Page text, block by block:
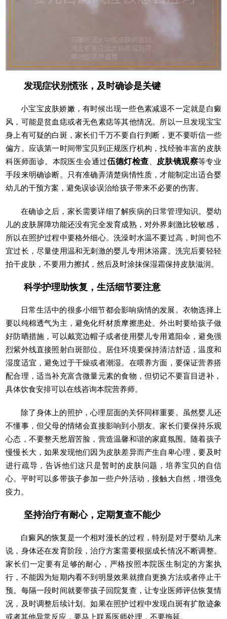
发现症状别慌张，及时确诊是关键
小宝宝皮肤娇嫩，有时候出现一些色素减退不一定就是白癜
风，可能是贫血痣或者无色素痣等其他情况。所以一旦发现宝宝
身上有可疑的白斑，家长们千万不要自行判断，更不要听信一些
偏方。应该第一时间带宝贝到正规医疗机构，找经验丰富的皮肤
科医师面诊。本院医生会通过伍德灯检查 皮肤镜观察等专业
手段来明确诊断。只有准确弄清楚病情性质，才能制定出适合婴
幼儿的干预方案，避免误诊误治给孩子带来不必要的伤害。
在确诊之后，家长需要详细了解疾病的日常管理知识。婴幼
儿的皮肤屏障功能还没有完全发育成熟，对外界刺激比较敏感，
所以在照护过程中要格外细心。洗澡时水温不要过高，时间也不
宜过长，尽量使用温和无刺激的婴儿专用沐浴露。洗完后要轻轻
拍干皮肤，不要用力擦拭，然后及时涂抹保湿霜保持皮肤滋润。
科学护理助恢复，生活细节要注意
日常生活中的很多小细节都会影响病情的发展。衣物选择上
要以纯棉透气为主，避免化纤材质摩擦患处。外出时要给孩子做
好防晒措施，可以戴宽边帽子或者使用婴儿专用遮阳伞，避免强
烈紫外线直接照射白斑部位。居住环境要保持清洁舒适，温度和
湿度适宜，避免过于干燥或者潮湿。在喂养方面，要保证营养搭
配合理，适当补充富含微量元素的食物，但切记不要盲目进补，
具体饮食安排可以在线咨询本院营养师。
除了身体上的照护，心理层面的关怀同样重要。虽然婴儿还
不懂事，但父母的情绪会直接影响到小朋友。家长们要保持乐观
心态，不要整天愁眉苦脸，营造温馨和谐的家庭氛围。随着孩子
慢慢长大，如果发现他们因为皮肤差异而产生自卑心理，要及时
进行疏导，告诉他们这只是暂时的皮肤问题，培养宝贝的自信
心。平时可以多带孩子参加一些户外活动，接触大自然，增强免
疫力。
坚持治疗有耐心，定期复查不能少
白癜风的恢复是一个相对漫长的过程，特别是对于婴幼儿来
说，身体还在发育阶段，治疗方案需要根据成长情况不断调整。
家长们一定要有足够的耐心，严格按照本院医生制定的方案执
行，不能因为短期内看不到明显效果就擅自更换方法或者停止干
预。每隔一段时间就要带孩子回院复查，让专业医师评估恢复情
况，及时调整后续计划。如果在照护过程中发现白斑有扩散迹象
或者其他异常反应，要马上联系医师处理，不要拖延。